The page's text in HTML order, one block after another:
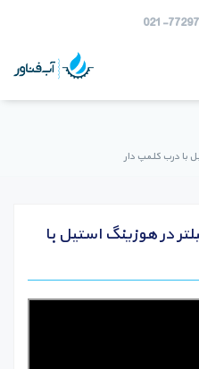
با درب کلمپ دار
در هوزینگ استیل با